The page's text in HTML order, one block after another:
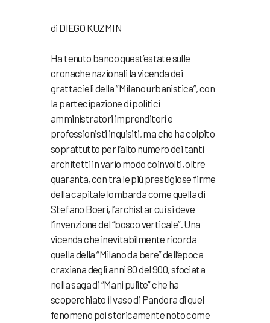
di DIEGO KUZMIN
Ha tenuto banco quest’estate sulle
cronache nazionali la vicenda dei
grattacieli della “Milano urbanistica”, con
la partecipazione di politici
amministratori imprenditori e
professionisti inquisiti, ma che ha colpito
soprattutto per l’alto numero dei tanti
architetti in vario modo coinvolti, oltre
quaranta, con tra le più prestigiose firme
della capitale lombarda come quella di
Stefano Boeri, l’archistar cui si deve
l’invenzione del “bosco verticale”. Una
vicenda che inevitabilmente ricorda
quella della “Milano da bere” dell’epoca
craxiana degli anni 80 del 900, sfociata
nella saga di “Mani pulite” che ha
scoperchiato il vaso di Pandora di quel
fenomeno poi storicamente noto come